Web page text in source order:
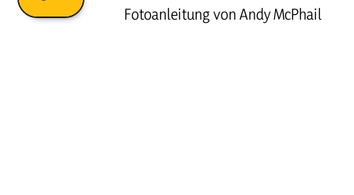
Fotoanleitung von Andy McPhail